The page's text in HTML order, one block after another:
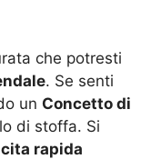
che potresti
. Se senti
un Concetto di
di stoffa. Si
rapida